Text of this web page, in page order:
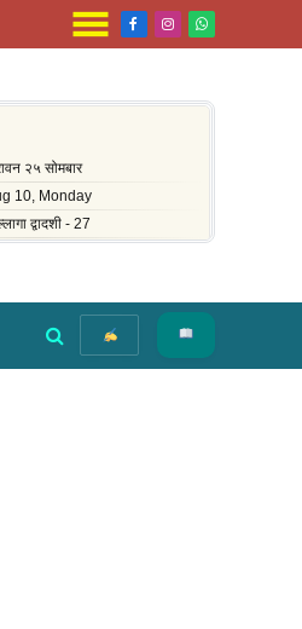
Facebook
InstagramWhatsApp